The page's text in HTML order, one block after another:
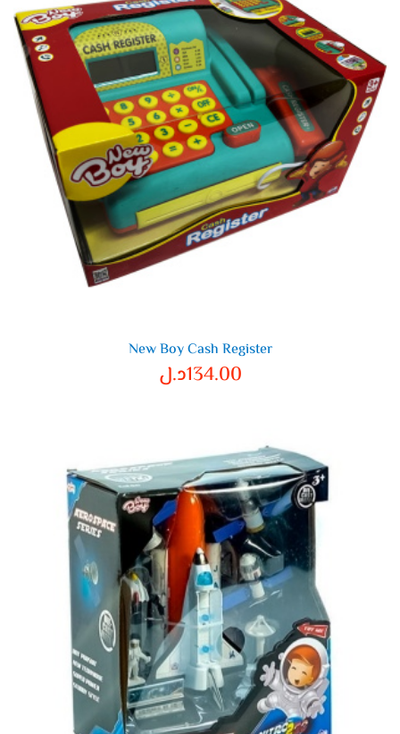
New Boy Cash Register
134.00د.ل